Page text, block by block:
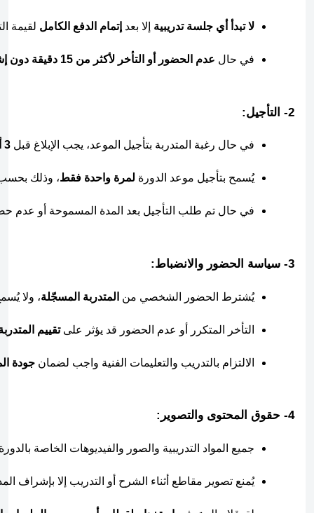
لا تبدأ أي جلسة تدريبية إلا بعد إتمام الدفع الكامل لقيمة
في حال عدم الحضور أو التأخر لأكثر من 15 دقيقة دون إشعار مسبق
2- التأجيل:
في حال رغبة المتدربة بتأجيل الموعد، يجب الإبلاغ قبل 3 أيام عمل
يُسمح بتأجيل موعد الدورة لمرة واحدة فقط، وذلك
في حال تم طلب التأجيل بعد المدة المسموحة أو عدم
3- سياسة الحضور والانضباط:
يُشترط الحضور الشخصي من المتدربة المسجّلة، ولا
التأخر المتكرر أو عدم الحضور قد يؤثر على تقييم
الالتزام بالتدريب والتعليمات الفنية واجب لضمان جودة
4- حقوق المحتوى والتصوير:
جميع المواد التدريبية والصور والفيديوهات الخاصة
يُمنع تصوير مقاطع أثناء الشرح أو التدريب إلا بإشراف